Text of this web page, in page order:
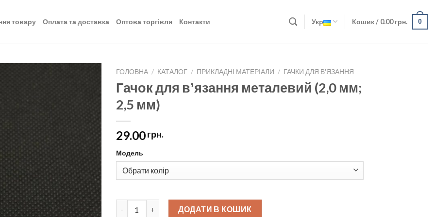
товару Оплата та доставка Оптова торгівля Контакти Укр Кошик / 0.00грн. 0
бажань
ГОЛОВНА / КАТАЛОГ / ПРИКЛАДНІ МАТЕРІАЛИ / ГАЧКИ ДЛЯ В'ЯЗАННЯ
Гачок для вʼязання металевий (2,0 мм;
2,5 мм)
29.00грн.
Модель
Гачок для вʼязання металевий (2,0 мм; 2,5 мм) quantity
ДОДАТИ В КОШИК